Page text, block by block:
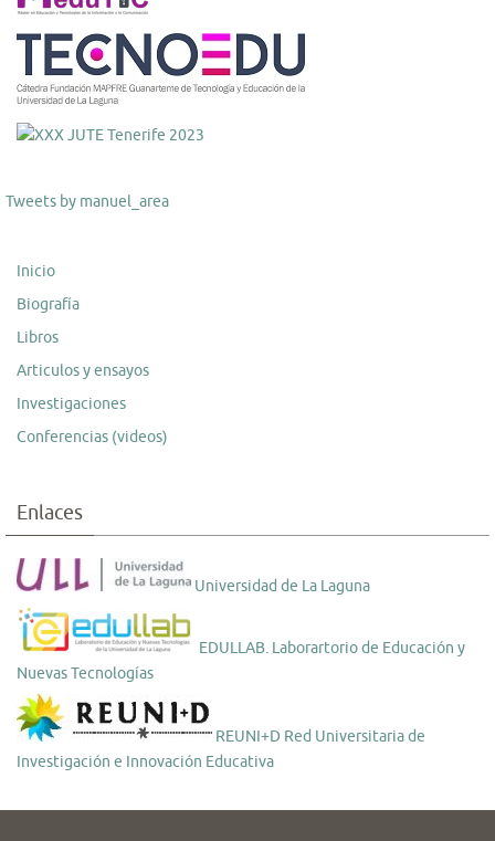
Tweets by manuel_area
Inicio
Biografía
Libros
Articulos y ensayos
Investigaciones
Conferencias (videos)
Enlaces
Universidad de La Laguna
EDULLAB. Laborartorio de Educación y
Nuevas Tecnologías
REUNI+D Red Universitaria de
Investigación e Innovación Educativa